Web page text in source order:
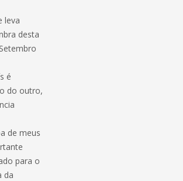
leva
desta
é
do outro,
de meus
para o
da